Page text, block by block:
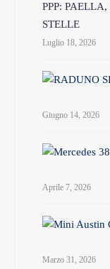
PPP:
STELLE
Luglio 18, 2026
Giugno 14, 2026
Aprile 7, 2026
Marzo 31, 2026